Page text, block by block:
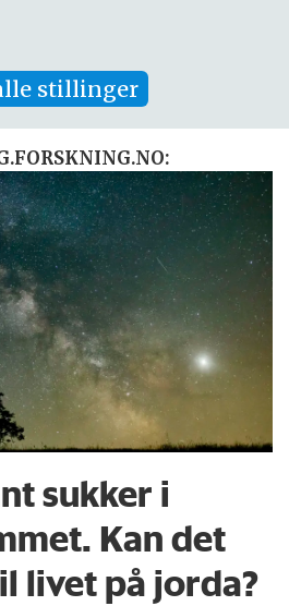
stillinger
sukker i
Kan det
livet på jorda?